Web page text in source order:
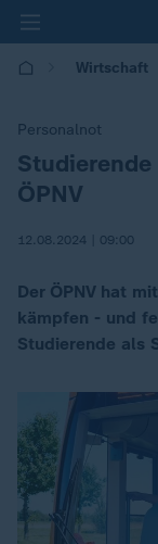
Wirtschaft
Personalnot
:
ÖPNV
12.08.2024 | 09:00
Der ÖPNV hat
kämpfen - und
Studierende als